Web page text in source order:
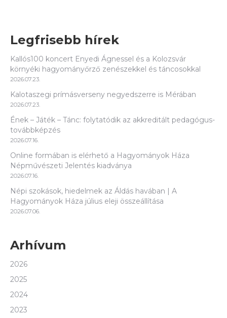
Legfrisebb hírek
Kallós100 koncert Enyedi Ágnessel és a Kolozsvár
környéki hagyományőrző zenészekkel és táncosokkal
2026.07.23.
Kalotaszegi prímásverseny negyedszerre is Mérában
2026.07.23.
Ének – Játék – Tánc: folytatódik az akkreditált pedagógus-
továbbképzés
2026.07.16.
Online formában is elérhető a Hagyományok Háza
Népművészeti Jelentés kiadványa
2026.07.16.
Népi szokások, hiedelmek az Áldás havában | A
Hagyományok Háza július eleji összeállítása
2026.07.06.
Arhívum
2026
2025
2024
2023